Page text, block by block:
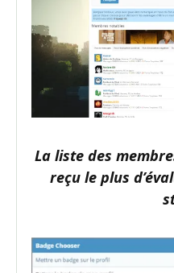
La liste des
reçu le plus